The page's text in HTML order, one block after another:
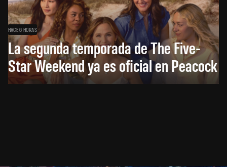
HACE 6 HORAS
La segunda temporada de The Five-
Star Weekend ya es oficial en Peacock